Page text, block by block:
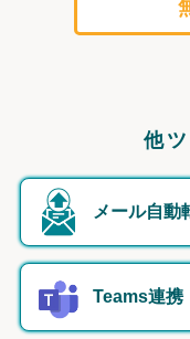
他
メール自動
Teams連携